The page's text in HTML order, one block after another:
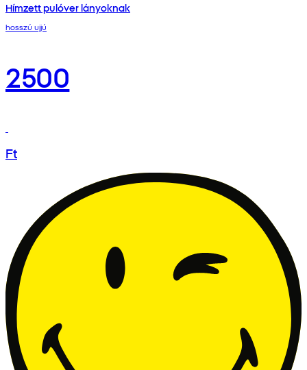
Hímzett pulóver lányoknak
hosszú ujjú
2500
Ft